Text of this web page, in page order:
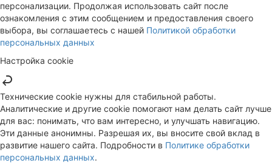
персонализации. Продолжая использовать сайт после
ознакомления с этим сообщением и предоставления своего
выбора, вы соглашаетесь с нашей Политикой обработки
персональных данных
Настройка cookie
Технические cookie нужны для стабильной работы.
Аналитические и другие cookie помогают нам делать сайт лучше
для вас: понимать, что вам интересно, и улучшать навигацию.
Эти данные анонимны. Разрешая их, вы вносите свой вклад в
развитие нашего сайта. Подробности в Политике обработки
персональных данных.